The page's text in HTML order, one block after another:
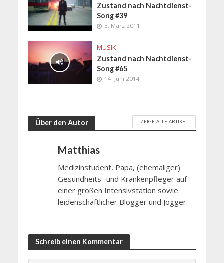
Zustand nach Nachtdienst-
Song #39
3. März 2011
MUSIK
Zustand nach Nachtdienst-
Song #65
14. Juni 2014
Über den Autor ZEIGE ALLE ARTIKEL
Matthias
Medizinstudent, Papa, (ehemaliger)
Gesundheits- und Krankenpfleger auf
einer großen Intensivstation sowie
leidenschaftlicher Blogger und Jogger.
Schreib einen Kommentar